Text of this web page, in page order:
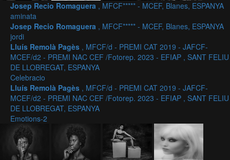
Josep Recio Romaguera , MFCF***** - MCEF, Blanes, ESPANYA
aminata
Josep Recio Romaguera , MFCF***** - MCEF, Blanes, ESPANYA
jordi
Lluís Remolà Pagès , MFCF/d - PREMI CAT 2019 - JAFCF-
MCEF/d2 - PREMI NAC CEF /Fotorep. 2023 - EFIAP , SANT FELIU
DE LLOBREGAT, ESPANYA
Celebracio
Lluís Remolà Pagès , MFCF/d - PREMI CAT 2019 - JAFCF-
MCEF/d2 - PREMI NAC CEF /Fotorep. 2023 - EFIAP , SANT FELIU
DE LLOBREGAT, ESPANYA
Emotions-2